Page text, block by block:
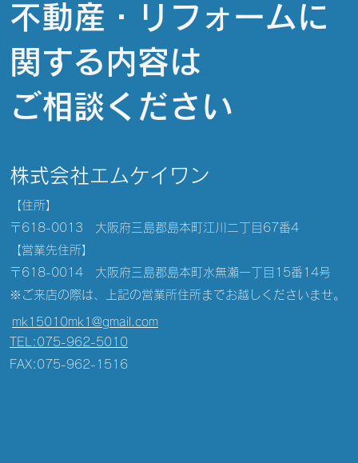
不動産・リフォームに
関する内容は
ご相談ください
​株式会社エムケイワン
【住所】
〒618-0013 大阪府三島郡島本町江川二丁目67番4
【営業先住所】
​〒618-0014 大阪府三島郡島本町水無瀬一丁目15番14号
​※ご来店の際は、上記の営業所住所までお越しくださいませ。
mk15010mk1@gmail.com
TEL:075-962-5010
FAX:075-962-1516